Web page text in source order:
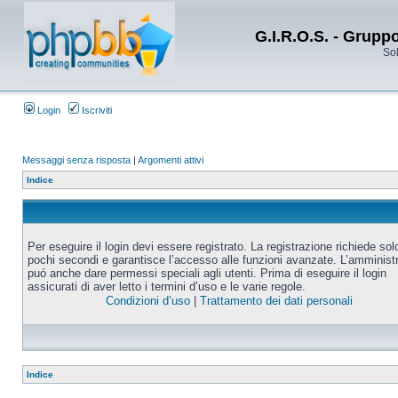
G.I.R.O.S. -
Login Iscriviti
Messaggi senza risposta | Argomenti attivi
Indice
Per eseguire il login devi essere registrato. La registrazione richiede
pochi secondi e garantisce l’accesso alle funzioni avanzate.
puó anche dare permessi speciali agli utenti. Prima di eseguire il login
assicurati di aver letto i termini d’uso e le varie regole.
Condizioni d’uso| Trattamento dei dati personali
Indice